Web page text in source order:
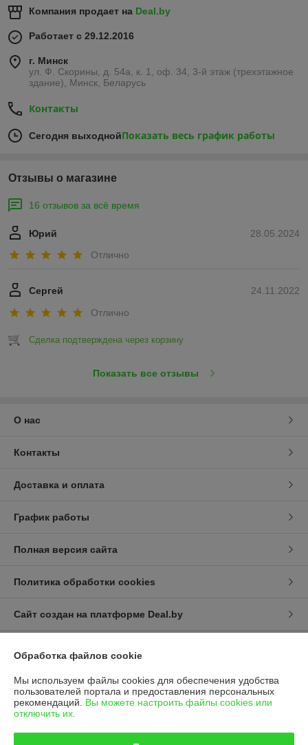
Компания продает на Deal.by
Работает с 29.12.2016
г. Минск
ул. Ф. Скорины, д. 54а, к. 1, оф. 34, 3-й этаж (трехэтажное
здание), Минск, Беларусь
Контакты
Сегодня выходнойПоказать весь график работы
Отзывы о магазине
16 отзывов за всё время
28.05.2024
Юрий
Отлично
24.11.2022
Сергей
Отлично
Сделка подтверждена через корзину
Показать все отзывы
О нас
Контакты
Доставка и оплата
График работы
Полная версия сайта
Политика обработки cookies
Сайт создан на платформе Deal.by
Информация для покупателя
Юридическое лицо:Общество с ограниченной ответственностью
"Летра" (ООО "Летра")
Республика Беларусь, 220084, г. Минск, ул. Ф. Скорины, д. 54А/1, офис
34
Обработка файлов cookie
Мы используем файлы cookies для обеспечения удобства
пользователей портала и предоставления персональных
рекомендаций. Вы можете настроить файлы cookies или
отключить их.